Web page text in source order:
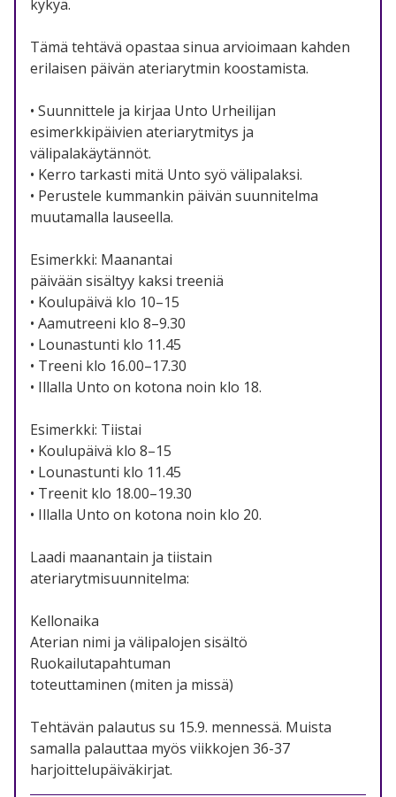
kykyä.
Tämä tehtävä opastaa sinua arvioimaan kahden
erilaisen päivän ateriarytmin koostamista.
• Suunnittele ja kirjaa Unto Urheilijan
esimerkkipäivien ateriarytmitys ja
välipalakäytännöt.
• Kerro tarkasti mitä Unto syö välipalaksi.
• Perustele kummankin päivän suunnitelma
muutamalla lauseella.
Esimerkki: Maanantai
päivään sisältyy kaksi treeniä
• Koulupäivä klo 10–15
• Aamutreeni klo 8–9.30
• Lounastunti klo 11.45
• Treeni klo 16.00–17.30
• Illalla Unto on kotona noin klo 18.
Esimerkki: Tiistai
• Koulupäivä klo 8–15
• Lounastunti klo 11.45
• Treenit klo 18.00–19.30
• Illalla Unto on kotona noin klo 20.
Laadi maanantain ja tiistain
ateriarytmisuunnitelma:
Kellonaika
Aterian nimi ja välipalojen sisältö
Ruokailutapahtuman
toteuttaminen (miten ja missä)
Tehtävän palautus su 15.9. mennessä. Muista
samalla palauttaa myös viikkojen 36-37
harjoittelupäiväkirjat.